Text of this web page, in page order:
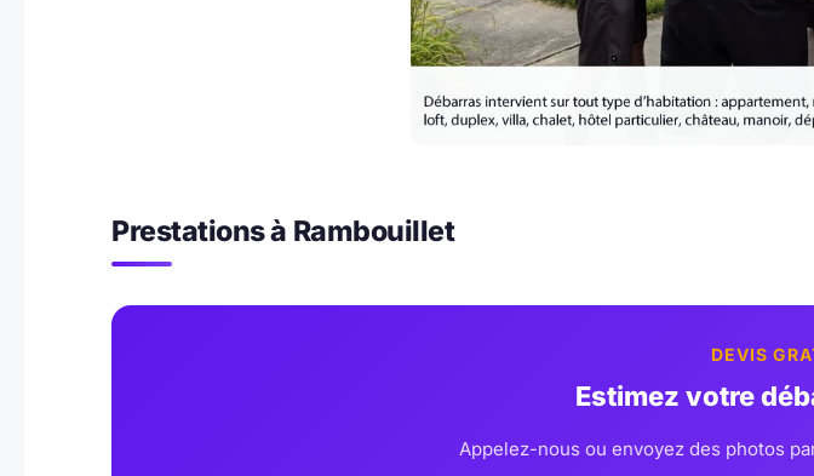
Prestations à Rambouillet
DEVIS
Estimez votre
Appelez-nous ou envoyez des photos